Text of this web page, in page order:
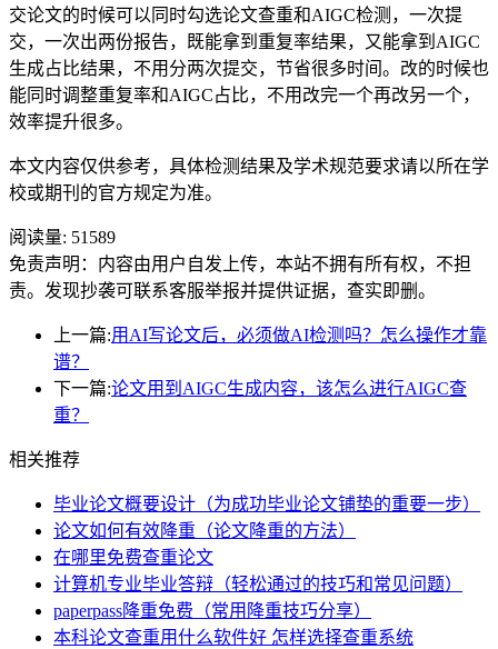
交论文的时候可以同时勾选论文查重和AIGC检测，一次提
交，一次出两份报告，既能拿到重复率结果，又能拿到AIGC
生成占比结果，不用分两次提交，节省很多时间。改的时候也
能同时调整重复率和AIGC占比，不用改完一个再改另一个，
效率提升很多。
本文内容仅供参考，具体检测结果及学术规范要求请以所在学
校或期刊的官方规定为准。
阅读量: 51589
免责声明：内容由用户自发上传，本站不拥有所有权，不担
责。发现抄袭可联系客服举报并提供证据，查实即删。
上一篇:用AI写论文后，必须做AI检测吗？怎么操作才靠
谱？
下一篇:论文用到AIGC生成内容，该怎么进行AIGC查
重？
相关推荐
毕业论文概要设计（为成功毕业论文铺垫的重要一步）
论文如何有效降重（论文降重的方法）
在哪里免费查重论文
计算机专业毕业答辩（轻松通过的技巧和常见问题）
paperpass降重免费（常用降重技巧分享）
本科论文查重用什么软件好 怎样选择查重系统